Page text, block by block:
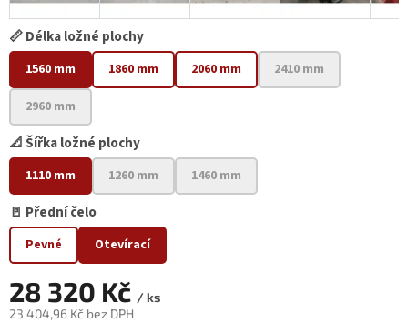
📏 Délka ložné plochy
1560 mm 1860 mm 2060 mm 2410 mm
2960 mm
📐 Šířka ložné plochy
1110 mm 1260 mm 1460 mm
🚪 Přední čelo
Pevné Otevírací
28 320 Kč / ks
23 404,96 Kč bez DPH